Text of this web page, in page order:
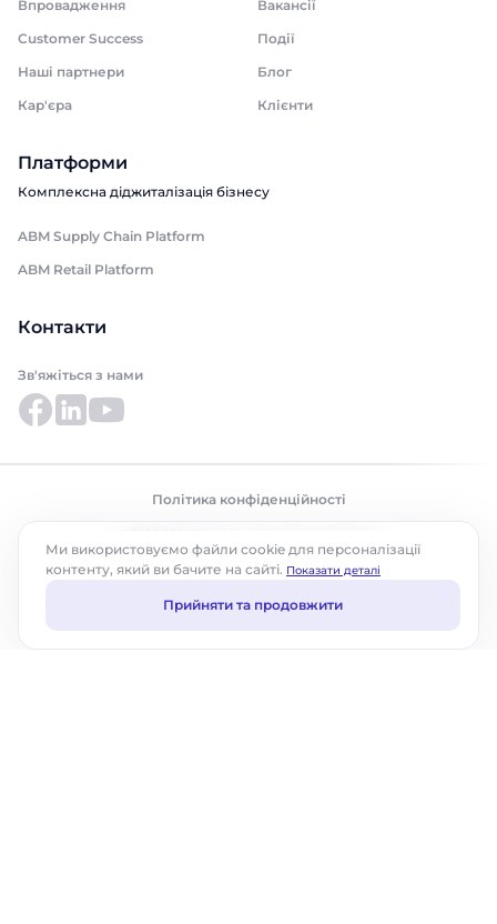
Впровадження
Вакансії
Customer Success
Події
Наші партнери
Блог
Кар'єра
Клієнти
Платформи
Комплексна діджиталізація бізнесу
ABM Supply Chain Platform
ABM Retail Platform
Контакти
Зв'яжіться з нами
Політика конфіденційності
Ми використовуємо файли cookie для персоналізації
контенту, який ви бачите на сайті. Показати деталі
Прийняти та продовжити